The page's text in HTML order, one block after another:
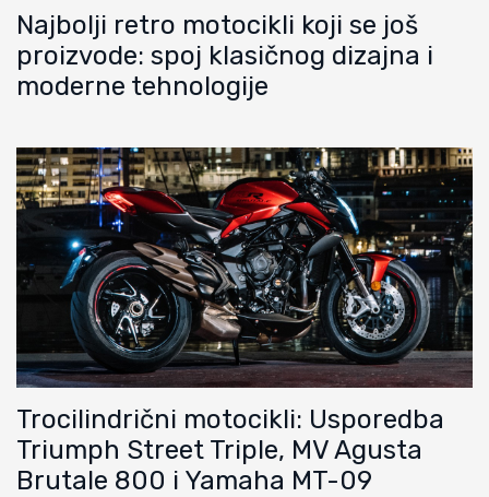
Najbolji retro motocikli koji se još
proizvode: spoj klasičnog dizajna i
moderne tehnologije
Trocilindrični motocikli: Usporedba
Triumph Street Triple, MV Agusta
Brutale 800 i Yamaha MT-09